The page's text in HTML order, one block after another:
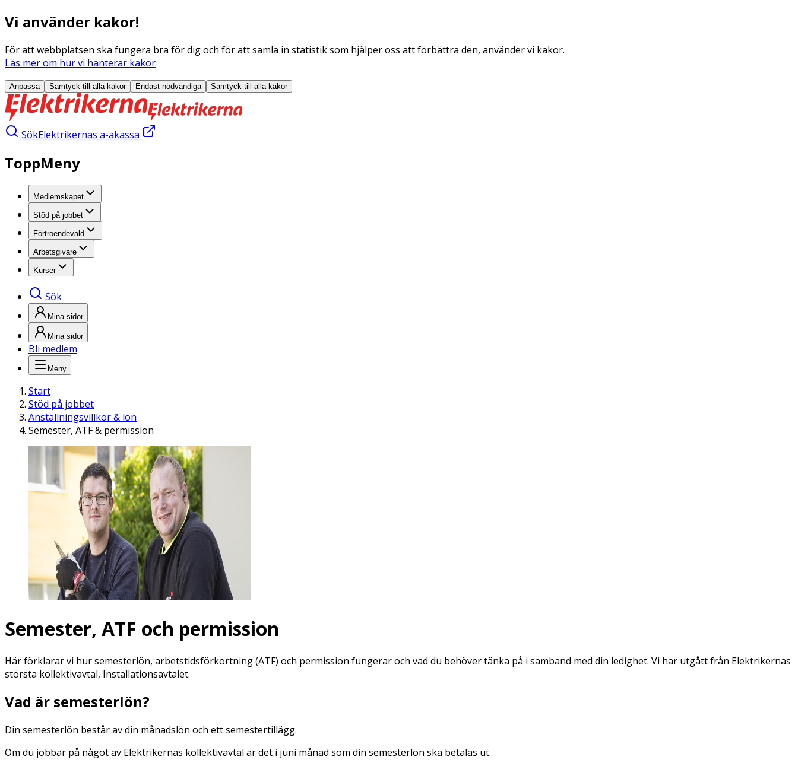
Vi använder kakor!
För att webbplatsen ska fungera bra för dig och för att samla in statistik som hjälper oss att förbättra den, använder vi kakor.
Läs mer om hur vi hanterar kakor
Anpassa Samtyck till alla kakor Endast nödvändiga Samtyck till alla kakor
SökElektrikernas a-akassa
ToppMeny
Medlemskapet
Stöd på jobbet
Förtroendevald
Arbetsgivare
Kurser
Sök
Mina sidor
Mina sidor
Bli medlem
Meny
Start
Stöd på jobbet
Anställningsvillkor & lön
Semester, ATF & permission
Semester, ATF och permission
Här förklarar vi hur semesterlön, arbetstidsförkortning (ATF) och permission fungerar och vad du behöver tänka på i samband med din ledighet. Vi har utgått från Elektrikernas
största kollektivavtal, Installationsavtalet.
Vad är semesterlön?
Din semesterlön består av din månadslön och ett semestertillägg.
Om du jobbar på något av Elektrikernas kollektivavtal är det i juni månad som din semesterlön ska betalas ut.